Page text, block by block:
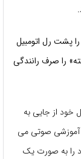
ماهر هر ساله ۵۰۰ الی ۱۰۰۰ ساعت را پشت رل اتومبیل
۲۵ عدد «۴۰ ساعت در هفته» را صرف رانندگی
خود از جایی به
آموزشی صوتی می
را به صورت یک